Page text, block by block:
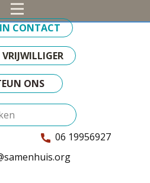
06 19956927
ONS
CONTACT